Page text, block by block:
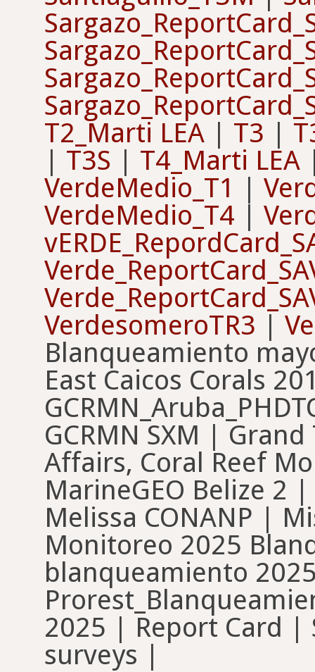
T2_Marti LEA | T3 |
| T3S | T4_Marti LEA
VerdeMedio_T1 |
VerdeMedio_T4 |
VerdesomeroTR3 |
Blanqueamiento
East Caicos Corals
GCRMN SXM |
Affairs, Coral Reef
MarineGEO Belize 2
Melissa CONANP |
Monitoreo 2025
blanqueamiento
2025 | Report Card |
surveys |